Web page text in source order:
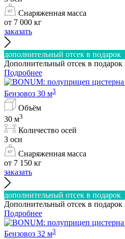
Снаряженная масса
от 7 000 кг
заказать
дополнительный отсек в подарок
Дополнительный отсек в подарок
Подробнее
Бензовоз 30 м3
Объём
30 м3
Количество осей
3 оси
Снаряженная масса
от 7 150 кг
заказать
дополнительный отсек в подарок
Дополнительный отсек в подарок
Подробнее
Бензовоз 32 м3